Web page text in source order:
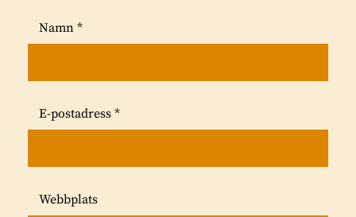
Namn *
E-postadress *
Webbplats